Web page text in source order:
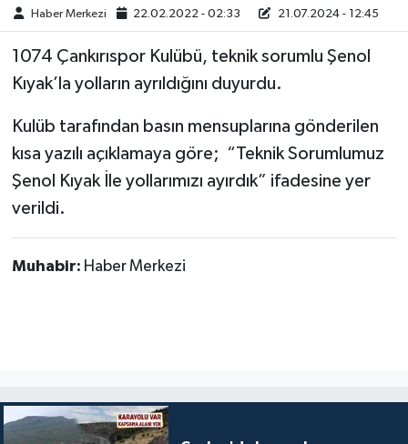
Haber Merkezi 22.02.2022 - 02:33 21.07.2024 - 12:45
1074 Çankırıspor Kulübü, teknik sorumlu Şenol
Kıyak’la yolların ayrıldığını duyurdu.
Kulüb tarafından basın mensuplarına gönderilen
kısa yazılı açıklamaya göre; “Teknik Sorumlumuz
Şenol Kıyak İle yollarımızı ayırdık” ifadesine yer
verildi.
Muhabir: Haber Merkezi
TURİZM
MAGAZİN
BİLİM&TEKNOLOJİ
BÖLGE